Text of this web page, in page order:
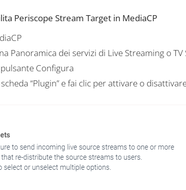
Periscope Stream Target in MediaCP
Panoramica dei servizi di Live Streaming o TV
Configura
“Plugin” e fai clic per attivare o